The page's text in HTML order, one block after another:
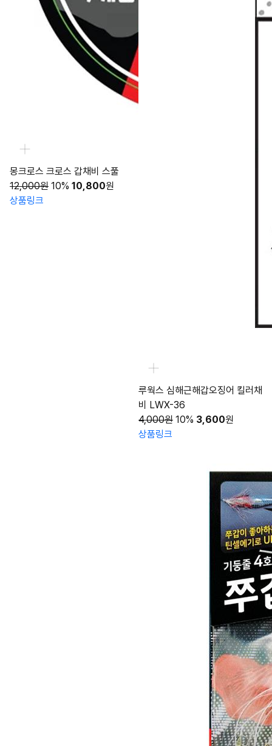
몽크로스 크로스 갑채비 스풀
12,000원 10% 10,800원
상품링크
루웍스 심해근해갑오징어 킬러채
비 LWX-36
4,000원 10% 3,600원
상품링크